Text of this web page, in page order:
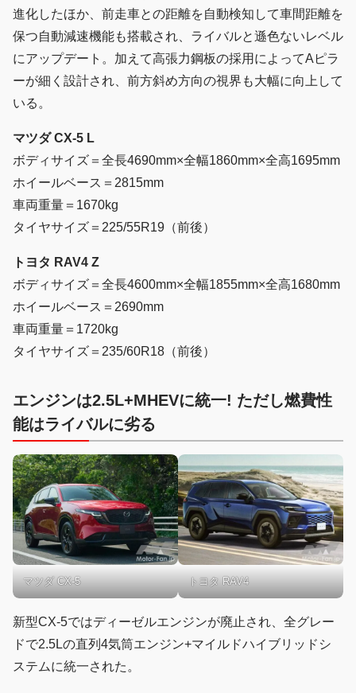
進化したほか、前走車との距離を自動検知して車間距離を
保つ自動減速機能も搭載され、ライバルと遜色ないレベル
にアップデート。加えて高張力鋼板の採用によってAピラ
ーが細く設計され、前方斜め方向の視界も大幅に向上して
いる。
マツダ CX-5 L
ボディサイズ＝全長4690mm×全幅1860mm×全高1695mm
ホイールベース＝2815mm
車両重量＝1670kg
タイヤサイズ＝225/55R19（前後）
トヨタ RAV4 Z
ボディサイズ＝全長4600mm×全幅1855mm×全高1680mm
ホイールベース＝2690mm
車両重量＝1720kg
タイヤサイズ＝235/60R18（前後）
エンジンは2.5L+MHEVに統一! ただし燃費性
能はライバルに劣る
マツダ CX-5 トヨタ RAV4
新型CX-5ではディーゼルエンジンが廃止され、全グレー
ドで2.5Lの直列4気筒エンジン+マイルドハイブリッドシ
ステムに統一された。